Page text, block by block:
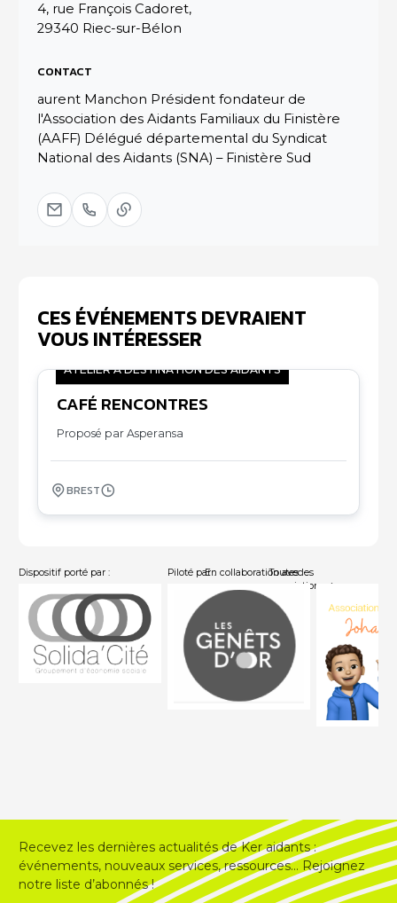
4, rue François Cadoret,
29340 Riec-sur-Bélon
CONTACT
aurent Manchon Président fondateur de
l'Association des Aidants Familiaux du Finistère
(AAFF) Délégué départemental du Syndicat
National des Aidants (SNA) – Finistère Sud
CES ÉVÉNEMENTS DEVRAIENT
VOUS INTÉRESSER
07
ATELIER À DESTINATION DES AIDANTS
CAFÉ RENCONTRES
Proposé par Asperansa
BREST
Dispositif porté par : Piloté par :En collaboration avec :
Toutes les
associations
Recevez les dernières actualités de Ker aidants :
événements, nouveaux services, ressources… Rejoignez
notre liste d’abonnés !